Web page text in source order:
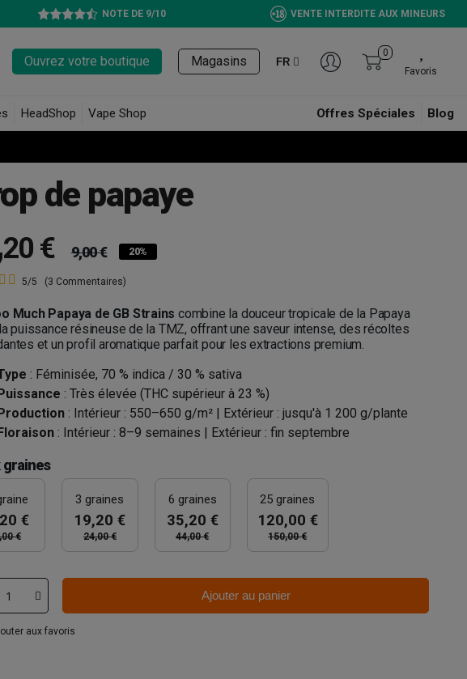
NOTE DE 9/10 VENTE INTERDITE AUX MINEURS
Ouvrez votre boutique Magasins FR
0
Favoris
HeadShop Vape Shop Offres Spéciales Blog
de papaye
20 € 9,00 € 20%
5/5 (3 Commentaires)
Much Papaya de GB Strains combine la douceur tropicale de la Papaya
puissance résineuse de la TMZ, offrant une saveur intense, des récoltes
et un profil aromatique parfait pour les extractions premium.
: Féminisée, 70 % indica / 30 % sativa
: Très élevée (THC supérieur à 23 %)
: Intérieur : 550–650 g/m² | Extérieur : jusqu'à 1 200 g/plante
: Intérieur : 8–9 semaines | Extérieur : fin septembre
graines
€
€
3 graines
19,20 €
24,00 €
6 graines
35,20 €
44,00 €
25 graines
120,00 €
150,00 €
Ajouter au panier
aux favoris